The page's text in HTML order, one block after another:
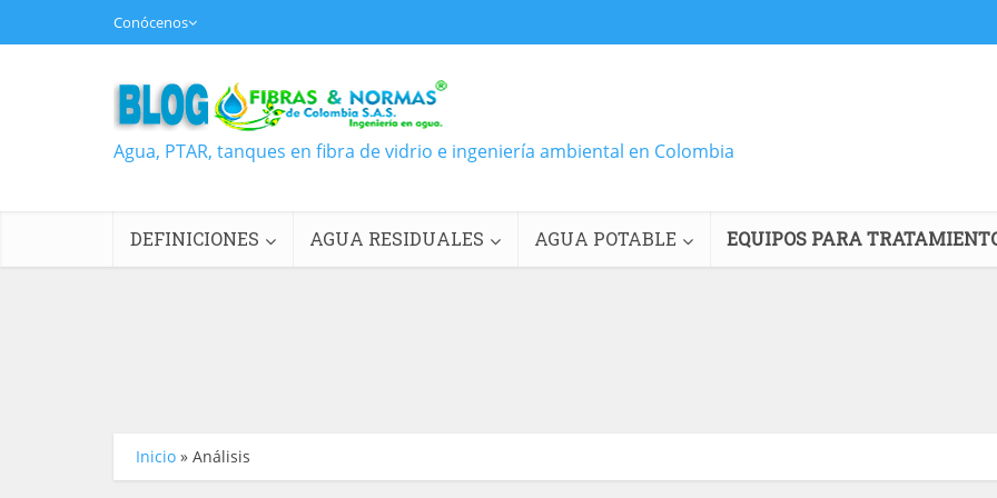
Conócenos
Agua, PTAR, tanques en fibra de vidrio e ingeniería ambiental en Colombia
DEFINICIONES AGUA RESIDUALES AGUA POTABLE EQUIPOS PARA
Inicio » Análisis